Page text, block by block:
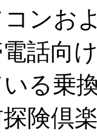
ンお
話向
る乗
険倶